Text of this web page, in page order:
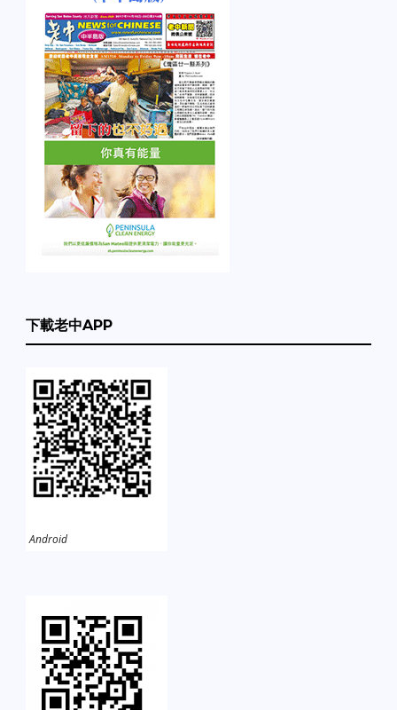
下載老中APP
Android